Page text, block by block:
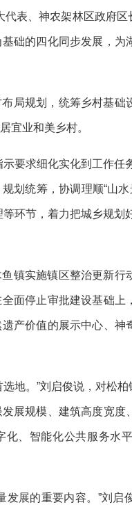
代表、神农架林区政府
础的四化同步发展，
局规划，统筹乡村基
宜业和美乡村。
要求细化实化到工作任
划统筹，协调理顺“山
环节，着力把城乡规划
镇实施镇区整治更新
面停止审批建设基础
产价值的展示中心、
地。”刘启俊说，对松
展规模、建筑高度宽
化、智能化公共服务水
发展的重要内容。”刘